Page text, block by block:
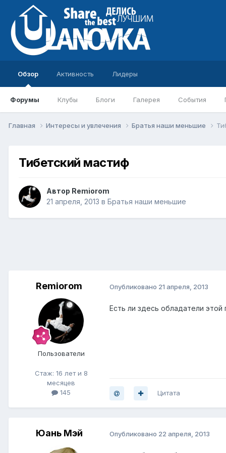
Обзор
Форумы Клубы Блоги Галерея События
Активность Лидеры
Главная Интересы и увлечения Братья наши меньшие
Тибетский мастиф
Автор Remiorom
21 апреля, 2013 в Братья наши меньшие
Remiorom
Пользователи
Стаж: 16 лет и 8
месяцев
145
Опубликовано 21 апреля, 2013
Есть ли здесь обладатели
Цитата
Юань Мэй Опубликовано 22 апреля, 2013